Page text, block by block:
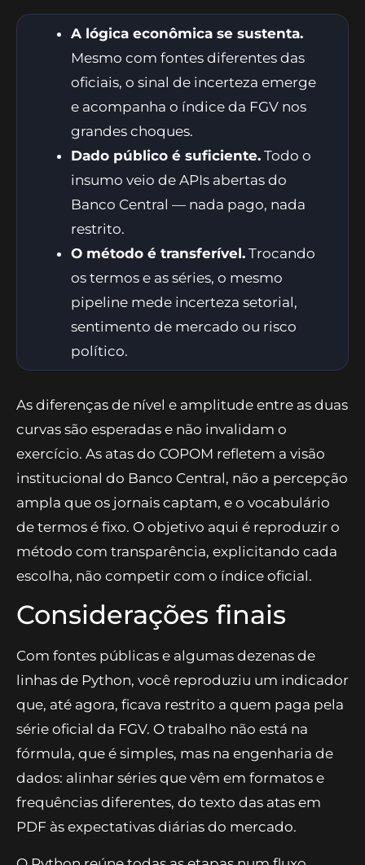
A lógica econômica se sustenta.
Mesmo com fontes diferentes das
oficiais, o sinal de incerteza emerge
e acompanha o índice da FGV nos
grandes choques.
Dado público é suficiente. Todo o
insumo veio de APIs abertas do
Banco Central — nada pago, nada
restrito.
O método é transferível. Trocando
os termos e as séries, o mesmo
pipeline mede incerteza setorial,
sentimento de mercado ou risco
político.
As diferenças de nível e amplitude entre as duas
curvas são esperadas e não invalidam o
exercício. As atas do COPOM refletem a visão
institucional do Banco Central, não a percepção
ampla que os jornais captam, e o vocabulário
de termos é fixo. O objetivo aqui é reproduzir o
método com transparência, explicitando cada
escolha, não competir com o índice oficial.
Considerações finais
Com fontes públicas e algumas dezenas de
linhas de Python, você reproduziu um indicador
que, até agora, ficava restrito a quem paga pela
série oficial da FGV. O trabalho não está na
fórmula, que é simples, mas na engenharia de
dados: alinhar séries que vêm em formatos e
frequências diferentes, do texto das atas em
PDF às expectativas diárias do mercado.